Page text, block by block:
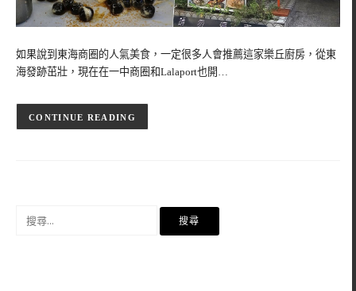
如果說到東海商圈的人氣美食，一定很多人會推薦這家樂丘廚房，從東
海發跡茁壯，現在在一中商圈和Lalaport也開…
CONTINUE READING